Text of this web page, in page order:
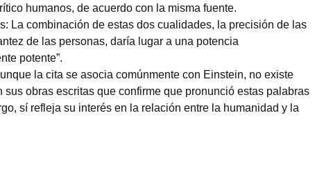
humanos, de acuerdo con la misma fuente.
La combinación de estas dos cualidades, la precisión de las
de las personas, daría lugar a una potencia
potente”.
la cita se asocia comúnmente con Einstein, no existe
sus obras escritas que confirme que pronunció estas palabras
sí refleja su interés en la relación entre la humanidad y la